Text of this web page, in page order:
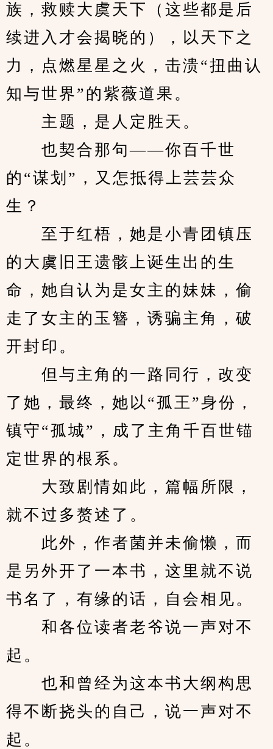
族，救赎大虞天下（这些都是后
续进入才会揭晓的），以天下之
力，点燃星星之火，击溃“扭曲认
知与世界”的紫薇道果。
主题，是人定胜天。
也契合那句——你百千世
的“谋划”，又怎抵得上芸芸众
生？
至于红梧，她是小青团镇压
的大虞旧王遗骸上诞生出的生
命，她自认为是女主的妹妹，偷
走了女主的玉簪，诱骗主角，破
开封印。
但与主角的一路同行，改变
了她，最终，她以“孤王”身份，
镇守“孤城”，成了主角千百世锚
定世界的根系。
大致剧情如此，篇幅所限，
就不过多赘述了。
此外，作者菌并未偷懒，而
是另外开了一本书，这里就不说
书名了，有缘的话，自会相见。
和各位读者老爷说一声对不
起。
也和曾经为这本书大纲构思
得不断挠头的自己，说一声对不
起。